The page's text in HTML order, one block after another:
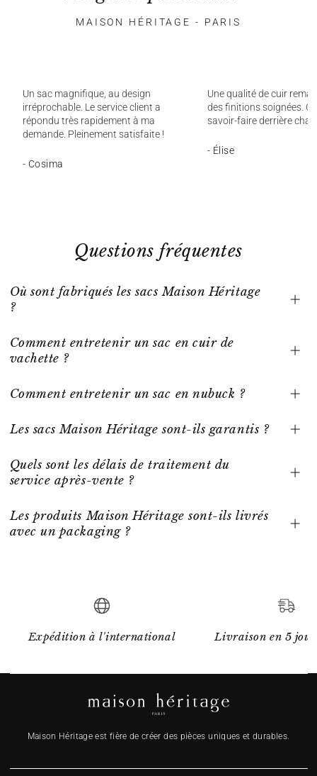
MAISON HÉRITAGE - PARIS
Un sac magnifique, au design
irréprochable. Le service client a
répondu très rapidement à ma
demande. Pleinement satisfaite !
- Cosima
Une qualité de cuir
des finitions soignées.
savoir-faire derrière
- Élise
Questions fréquentes
Où sont fabriqués les sacs Maison Héritage
?
Comment entretenir un sac en cuir de
vachette ?
Comment entretenir un sac en nubuck ?
Les sacs Maison Héritage sont-ils garantis ?
Quels sont les délais de traitement du
service après-vente ?
Les produits Maison Héritage sont-ils livrés
avec un packaging ?
Expédition à l'international Livraison en 5
Maison Héritage est fière de créer des pièces uniques et durables.